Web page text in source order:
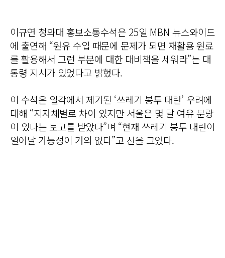
이규연 청와대 홍보소통수석은 25일 MBN 뉴스와이드
에 출연해 “원유 수입 때문에 문제가 되면 재활용 원료
를 활용해서 그런 부분에 대한 대비책을 세워라”는 대
통령 지시가 있었다고 밝혔다.
이 수석은 일각에서 제기된 ‘쓰레기 봉투 대란’ 우려에
대해 “지자체별로 차이 있지만 서울은 몇 달 여유 분량
이 있다는 보고를 받았다”며 “현재 쓰레기 봉투 대란이
일어날 가능성이 거의 없다”고 선을 그었다.